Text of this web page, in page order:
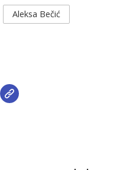
Aleksa Bečić